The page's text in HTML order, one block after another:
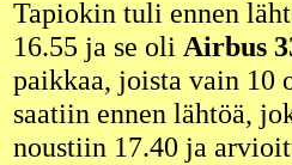
Tapiokin tuli ennen
16.55 ja se oli Airbus
paikkaa, joista vain 10
saatiin ennen lähtöä,
noustiin 17.40 ja